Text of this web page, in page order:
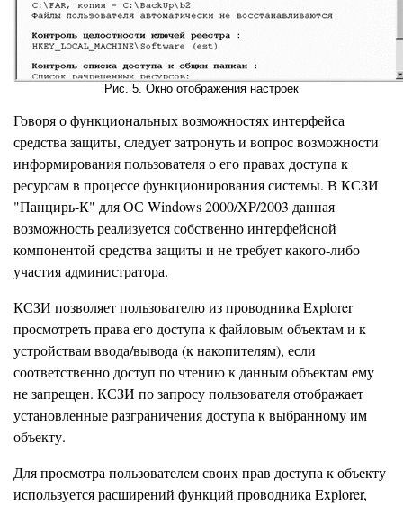
Рис. 5. Окно отображения настроек
Говоря о функциональных возможностях интерфейса
средства защиты, следует затронуть и вопрос возможности
информирования пользователя о его правах доступа к
ресурсам в процессе функционирования системы. В КСЗИ
"Панцирь-К" для ОС Windows 2000/XP/2003 данная
возможность реализуется собственно интерфейсной
компонентой средства защиты и не требует какого-либо
участия администратора.
КСЗИ позволяет пользователю из проводника Explorer
просмотреть права его доступа к файловым объектам и к
устройствам ввода/вывода (к накопителям), если
соответственно доступ по чтению к данным объектам ему
не запрещен. КСЗИ по запросу пользователя отображает
установленные разграничения доступа к выбранному им
объекту.
Для просмотра пользователем своих прав доступа к объекту
используется расширений функций проводника Explorer,